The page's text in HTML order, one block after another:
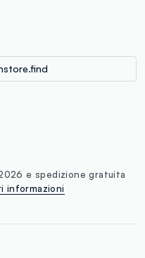
e spedizione gratuita
informazioni